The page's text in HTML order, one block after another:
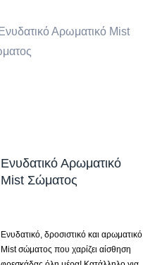
Ενυδατικό Αρωματικό
Mist Σώματος
Ενυδατικό, δροσιστικό και αρωματικό
Mist σώματος που χαρίζει αίσθηση